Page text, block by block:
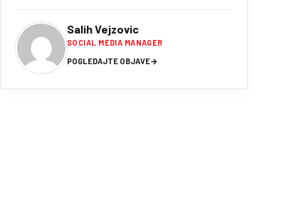
Salih Vejzovic
SOCIAL MEDIA MANAGER
POGLEDAJTE OBJAVE→